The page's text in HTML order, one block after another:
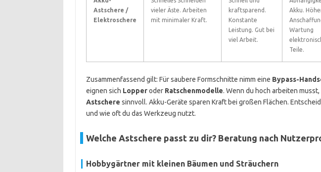
Astschere /
Elektroschere
vieler Äste. Arbeiten
mit minimaler Kraft.
kraftsparend.
Konstante
Leistung. Gut bei
viel Arbeit.
Akku.
Wartung
Teile.
Zusammenfassend gilt: Für saubere Formschnitte nimm eine Bypass-
eignen sich Lopperoder Ratschenmodelle. Wenn du hoch arbeiten musst,
Astschere sinnvoll. Akku-Geräte sparen Kraft bei großen Flächen.
und wie oft du das Werkzeug nutzt.
Welche Astschere passt zu dir? Beratung nach
Hobbygärtner mit kleinen Bäumen und Sträuchern